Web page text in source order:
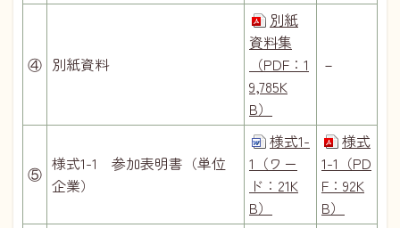
④ 別紙資料
別紙
資料集
（PDF：1
9,785K
B）
－
⑤ 様式1-1 参加表明書（単位
企業）
様式1-
1（ワー
ド：21K
B）
様式
1-1（PD
F：92K
B）